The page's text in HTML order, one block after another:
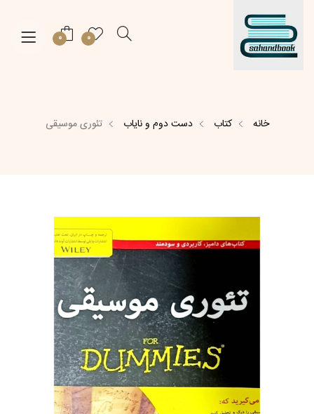
0
0
خانه کتاب دست دوم و نایاب تئوری موسیقی